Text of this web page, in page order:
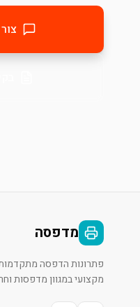
מדפסה
פתרונות הדפסה מתקדמות
מקצועי במגוון מדפסות